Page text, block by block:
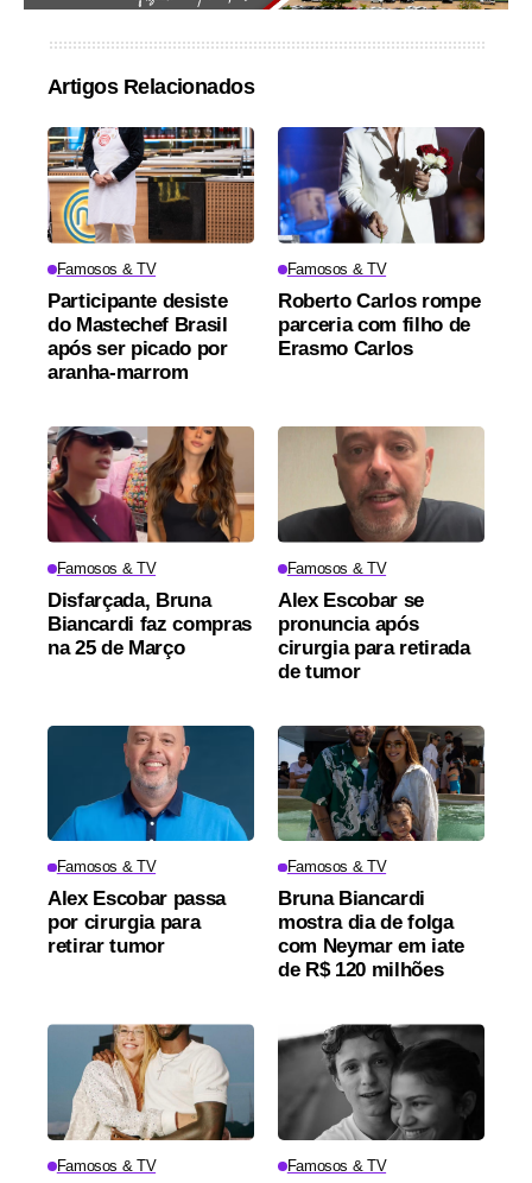
Artigos Relacionados
Famosos & TV
Participante desiste
do Mastechef Brasil
após ser picado por
aranha-marrom
Famosos & TV
Roberto Carlos rompe
parceria com filho de
Erasmo Carlos
Famosos & TV
Disfarçada, Bruna
Biancardi faz compras
na 25 de Março
Famosos & TV
Alex Escobar se
pronuncia após
cirurgia para retirada
de tumor
Famosos & TV
Alex Escobar passa
por cirurgia para
retirar tumor
Famosos & TV
Bruna Biancardi
mostra dia de folga
com Neymar em iate
de R$ 120 milhões
Famosos & TV Famosos & TV